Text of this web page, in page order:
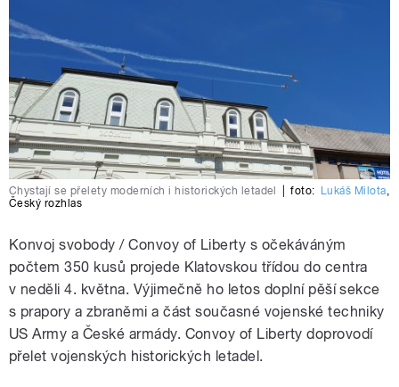
Chystají se přelety moderních i historických letadel foto: Lukáš Milota,
Český rozhlas
Konvoj svobody / Convoy of Liberty s očekáváným
počtem 350 kusů projede Klatovskou třídou do centra
v neděli 4. května. Výjimečně ho letos doplní pěší sekce
s prapory a zbraněmi a část současné vojenské techniky
US Army a České armády. Convoy of Liberty doprovodí
přelet vojenských historických letadel.